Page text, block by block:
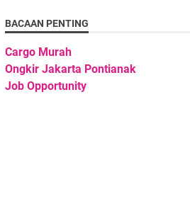
BACAAN PENTING
Cargo Murah
Ongkir Jakarta Pontianak
Job Opportunity